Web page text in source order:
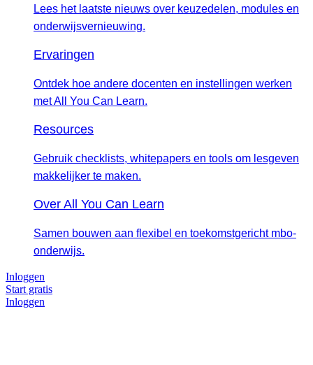
Lees het laatste nieuws over keuzedelen, modules en
onderwijsvernieuwing.
Ervaringen
Ontdek hoe andere docenten en instellingen werken
met All You Can Learn.
Resources
Gebruik checklists, whitepapers en tools om lesgeven
makkelijker te maken.
Over All You Can Learn
Samen bouwen aan flexibel en toekomstgericht mbo-
onderwijs.
Inloggen
Start gratis
Inloggen